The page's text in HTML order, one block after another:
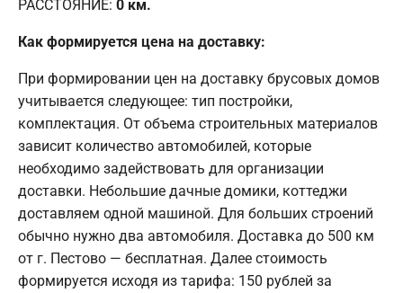
РАССТОЯНИЕ: 0 км.
Как формируется цена на доставку:
При формировании цен на доставку брусовых домов
учитывается следующее: тип постройки,
комплектация. От объема строительных материалов
зависит количество автомобилей, которые
необходимо задействовать для организации
доставки. Небольшие дачные домики, коттеджи
доставляем одной машиной. Для больших строений
обычно нужно два автомобиля. Доставка до 500 км
от г. Пестово — бесплатная. Далее стоимость
формируется исходя из тарифа: 150 рублей за